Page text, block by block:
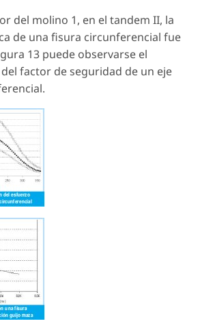
del molino 1, en el tandem II, la
de una fisura circunferencial fue
13 puede observarse el
factor de seguridad de un eje